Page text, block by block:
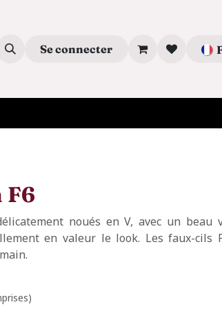
Se connecter
F6
noués en V, avec un beau
en valeur le look. Les faux-cils